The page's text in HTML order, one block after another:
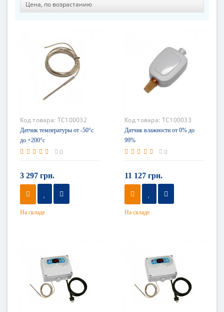
Код товара: TC100032
Датчик температуры от -50°с
до +200°с
0
3 297 грн.
На складе
Код товара: TC100033
Датчик влажности от 0% до
99%
0
11 127 грн.
На складе